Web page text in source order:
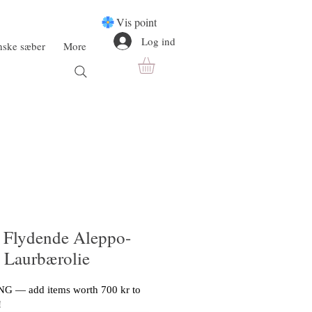
sæber More
Vis point
Log ind
Aleppo-
Laurbærolie
— add items worth 700 kr to